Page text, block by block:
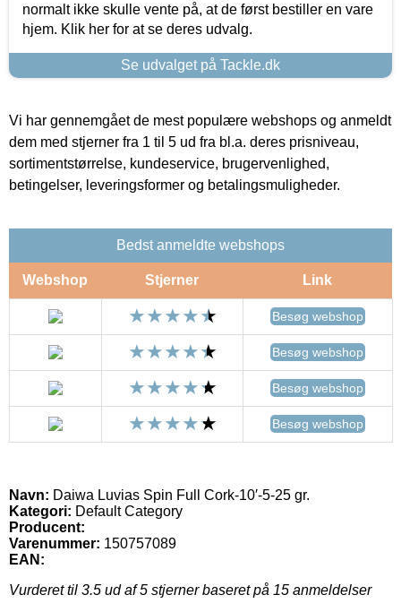
normalt ikke skulle vente på, at de først bestiller en vare
hjem. Klik her for at se deres udvalg.
Se udvalget på Tackle.dk
Vi har gennemgået de mest populære webshops og anmeldt
dem med stjerner fra 1 til 5 ud fra bl.a. deres prisniveau,
sortimentstørrelse, kundeservice, brugervenlighed,
betingelser, leveringsformer og betalingsmuligheder.
Bedst anmeldte webshops
Webshop Stjerner Link
Besøg webshop
Besøg webshop
Besøg webshop
Besøg webshop
Navn: Daiwa Luvias Spin Full Cork-10′-5-25 gr.
Kategori: Default Category
Producent:
Varenummer: 150757089
EAN:
Vurderet til 3.5 ud af 5 stjerner baseret på 15 anmeldelser